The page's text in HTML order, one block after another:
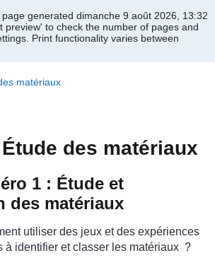
page generated dimanche 9 août 2026, 13:32
preview' to check the number of pages and
Print functionality varies between
matériaux
des matériaux
1 : Étude et
des matériaux
utiliser des jeux et des expériences
à identifier et classer les matériaux ?